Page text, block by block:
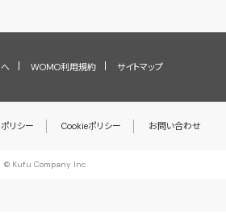
WOMO利用規約 サイトマップ
リシー Cookieポリシー お問い合わせ
© Kufu Company Inc.